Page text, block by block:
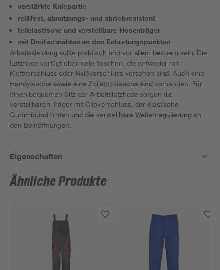
verstärkte Kniepartie
reißfest, abnutzungs- und abriebresistent
teilelastische und verstellbare Hosenträger
mit Dreifachnähten an den Belastungspunkten
Arbeitskleidung sollte praktisch und vor allem bequem sein. Die
Latzhose verfügt über viele Taschen, die entweder mit
Klettverschluss oder Reißverschluss versehen sind. Auch eine
Handytasche sowie eine Zollstocktasche sind vorhanden. Für
einen bequemen Sitz der Arbeitslatzhose sorgen die
verstellbaren Träger mit Clipverschluss, der elastische
Gummibund hinten und die verstellbare Weitenregulierung an
den Beinöffnungen.
Eigenschaften
Ähnliche Produkte